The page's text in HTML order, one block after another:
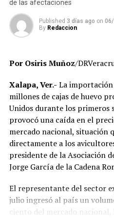
trabajadores que, hasta el
localizados para efectos de la
Autoridades educativas
institucional cuyo objetivo
universidad opere bajo
transparencia, privilegiando
miles de estudiantes en la
El Gobierno del Estado ha
investigaciones se
respetando el debido
responsabilidades
de las afectaciones
Published 3 días ago on
By Redaccion
Por Osiris Muñoz/
Xalapa, Ver.- La
millones de cajas de huevo
Unidos durante los primeros
provocó una caída en el
mercado nacional, situación
directamente a los
presidente de la Asociación
Jorge García de la Cadena
El representante del sector
julio ingresó al país un
ciento del mercado nacional,